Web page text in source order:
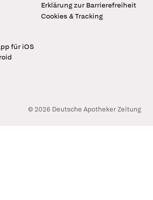
Erklärung zur Barrierefreiheit
Cookies & Tracking
für iOS
© 2026 Deutsche Apotheker Zeitung